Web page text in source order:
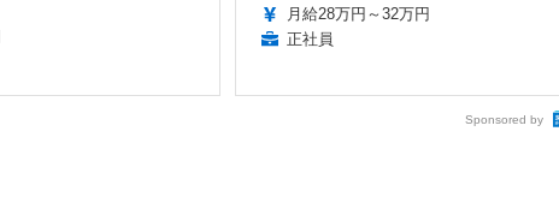
月給28万円～32万円
正社員
Sponsored by